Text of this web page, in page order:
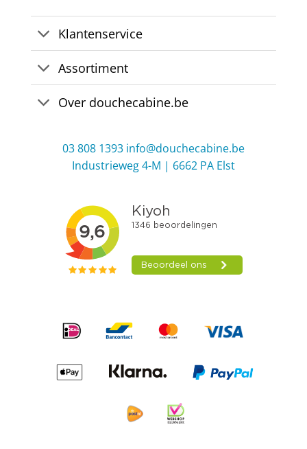
Klantenservice
Assortiment
Over douchecabine.be
03 808 1393 info@douchecabine.be
Industrieweg 4-M | 6662 PA Elst